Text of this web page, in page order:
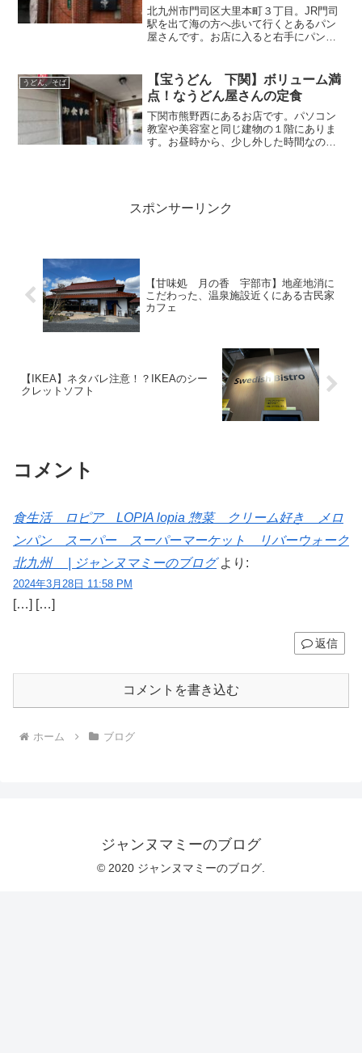
にあるパン屋さん
北九州市門司区大里本町３丁目。JR門司
駅を出て海の方へ歩いて行くとあるパン
屋さんです。お店に入ると右手にパンが
が忙し気に作業されています。パンは、
ハード系のサンドウィッ...
うどん、そば
【宝うどん 下関】ボリューム満
点！なうどん屋さんの定食
下関市熊野西にあるお店です。パソコン
教室や美容室と同じ建物の１階にありま
す。お昼時から、少し外した時間なので
スポンサーリンク
【甘味処 月の香 宇部市】地産地消に
こだわった、温泉施設近くにある古民家
カフェ
【IKEA】ネタバレ注意！？IKEAのシー
クレットソフト
コメント
食生活 ロピア LOPIA lopia 惣菜 クリーム好き メロ
ンパン スーパー スーパーマーケット リバーウォーク
北九州 | ジャンヌマミーのブログ より:
2024年3月28日 11:58 PM
[…] […]
返信
コメントを書き込む
ホーム ブログ
ジャンヌマミーのブログ
© 2020 ジャンヌマミーのブログ.